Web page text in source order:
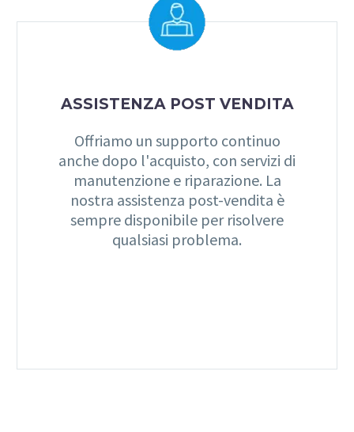
ASSISTENZA POST VENDITA
Offriamo un supporto continuo
anche dopo l'acquisto, con servizi di
manutenzione e riparazione. La
nostra assistenza post-vendita è
sempre disponibile per risolvere
qualsiasi problema.